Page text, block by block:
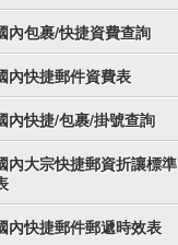
內包裹/快捷資費查詢
內快捷郵件資費表
內快捷/包裹/掛號查詢
內大宗快捷郵資折讓標準
內快捷郵件郵遞時效表